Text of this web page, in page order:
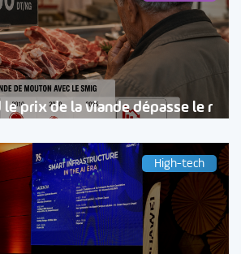
le prix de la viande dépasse le r
High-tech